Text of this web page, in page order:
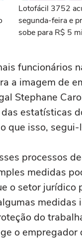
Lotofácil 3752
segunda-feira e
sobe para R$ 5
funcionários
a imagem de
Stephane
estatísticas
que isso, segui-
processos
medidas
o setor
do
o empregador